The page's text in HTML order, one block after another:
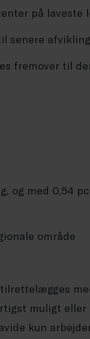
på laveste
senere afvikling
fremover til
og med 0,54
område
muligt eller
kun